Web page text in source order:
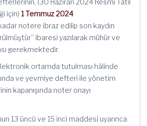
(30 Haziran 2024 Resmi Tatil
için) 1 Temmuz 2024
notere ibraz edilip son kaydın
ibaresi yazılarak mühür ve
gerekmektedir.
ortamda tutulması hâlinde
ve yevmiye defteri ile yönetim
kapanışında noter onayı
13 üncü ve 15 inci maddesi uyarınca